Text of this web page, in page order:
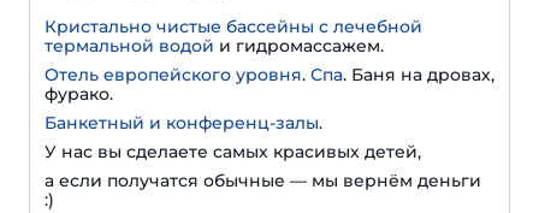
Кристально чистые бассейны с лечебной
термальной водой и гидромассажем.
Отель европейского уровня. Спа. Баня на дровах,
фурако.
Банкетный и конференц-залы.
У нас вы сделаете самых красивых детей,
а если получатся обычные — мы вернём деньги
:)